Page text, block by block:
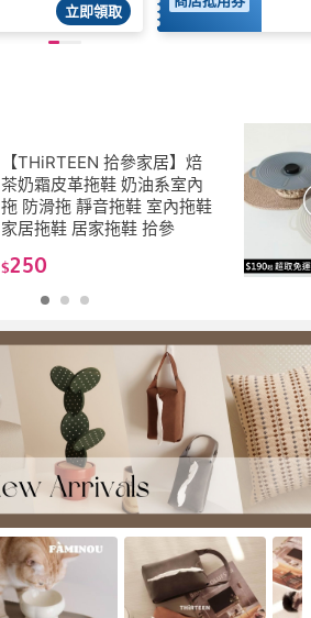
立即領取
【THiRTEEN 拾參家居】焙
茶奶霜皮革拖鞋 奶油系室內
拖 防滑拖 靜音拖鞋 室內拖鞋
家居拖鞋 居家拖鞋 拾參
$250